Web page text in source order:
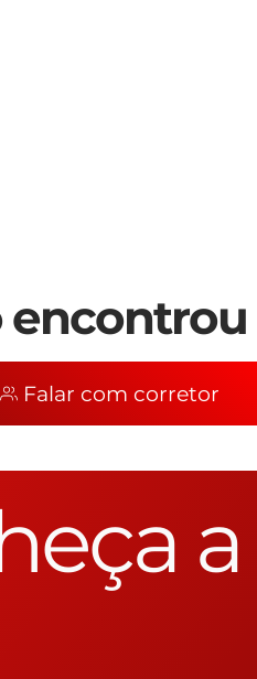
encontrou
Falar com corretor
a